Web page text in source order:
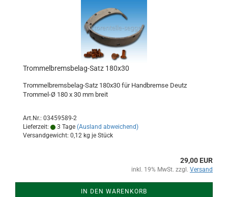
Trommelbremsbelag-Satz 180x30
Trommelbremsbelag-Satz 180x30 für Handbremse Deutz
Trommel-Ø 180 x 30 mm breit
Art.Nr.: 03459589-2
Lieferzeit:
3 Tage (Ausland abweichend)
Versandgewicht: 0,12 kg je Stück
29,00 EUR
inkl. 19% MwSt. zzgl. Versand
IN DEN WARENKORB